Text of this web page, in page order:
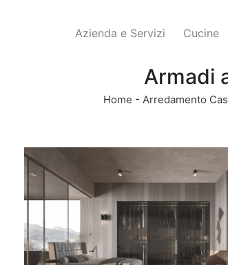
Azienda e Servizi Cucine
Armadi
Home - Arredamento